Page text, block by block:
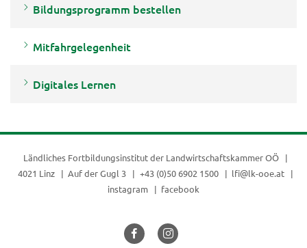
Bildungsprogramm bestellen
Mitfahrgelegenheit
Digitales Lernen
Ländliches Fortbildungsinstitut der Landwirtschaftskammer OÖ
4021 Linz
Auf der Gugl 3 +43 (0)50 6902 1500
lfi@lk-ooe.at
instagram
facebook